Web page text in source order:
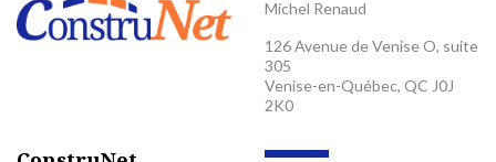
Michel Renaud
126 Avenue de Venise O, suite
305
Venise-en-Québec, QC J0J
2K0